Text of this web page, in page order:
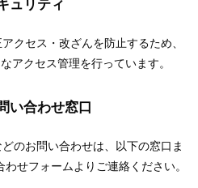
ュリティ
クセス・改ざんを防止するため、
アクセス管理を行っています。
い合わせ窓口
のお問い合わせは、以下の窓口ま
せフォームよりご連絡ください。